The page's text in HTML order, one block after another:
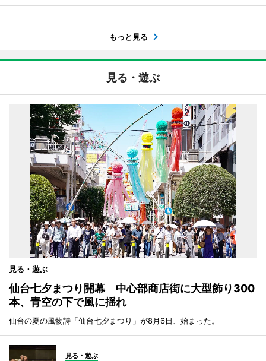
もっと見る
見る・遊ぶ
見る・遊ぶ
仙台七夕まつり開幕 中心部商店街に大型飾り300
本、青空の下で風に揺れ
仙台の夏の風物詩「仙台七夕まつり」が8月6日、始まった。
見る・遊ぶ